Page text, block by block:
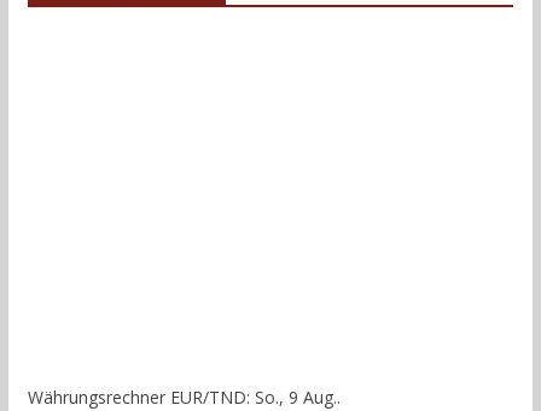
Währungsrechner EUR/TND: So., 9 Aug..